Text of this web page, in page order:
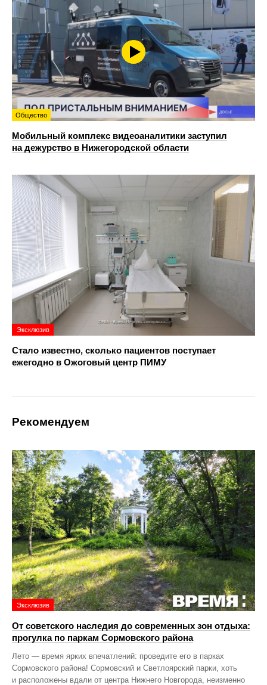
Общество
Мобильный комплекс видеоаналитики заступил
на дежурство в Нижегородской области
Эксклюзив
Стало известно, сколько пациентов поступает
ежегодно в Ожоговый центр ПИМУ
Рекомендуем
Эксклюзив
От советского наследия до современных зон отдыха:
прогулка по паркам Сормовского района
Лето — время ярких впечатлений: проведите его в парках
Сормовского района! Сормовский и Светлоярский парки, хоть
и расположены вдали от центра Нижнего Новгорода, неизменно